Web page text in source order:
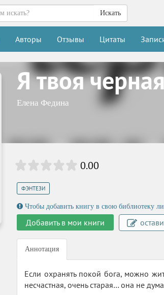
Искать
Авторы Отзывы Цитаты
Я твоя
Елена Федина
0.00
ФЭНТЕЗИ
Чтобы добавить книгу в свою библиотеку
Добавить в мои книги
Аннотация
Если охранять покой бога, можно
несчастная, очень старая… она не